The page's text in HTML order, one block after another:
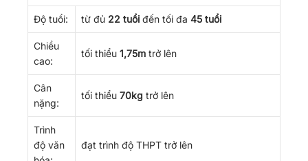
Độ tuổi: từ đủ 22 tuổi đến tối đa 45 tuổi
Chiều
cao:
tối thiểu 1,75m trở lên
Cân
nặng:
tối thiểu 70kg trở lên
Trình
độ văn
đạt trình độ THPT trở lên